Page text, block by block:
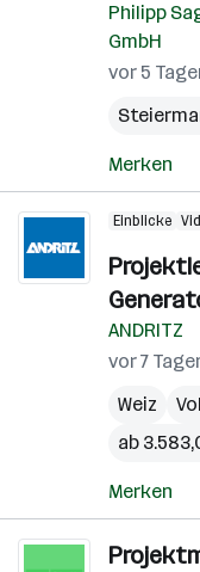
Philipp
GmbH
vor 5
Merken
Einblicke
ANDRITZ
vor 7
Weiz
ab
Merken